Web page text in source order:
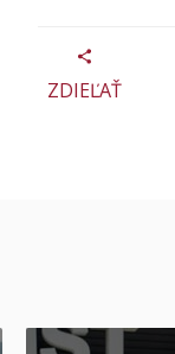
ZDIEĽAŤ